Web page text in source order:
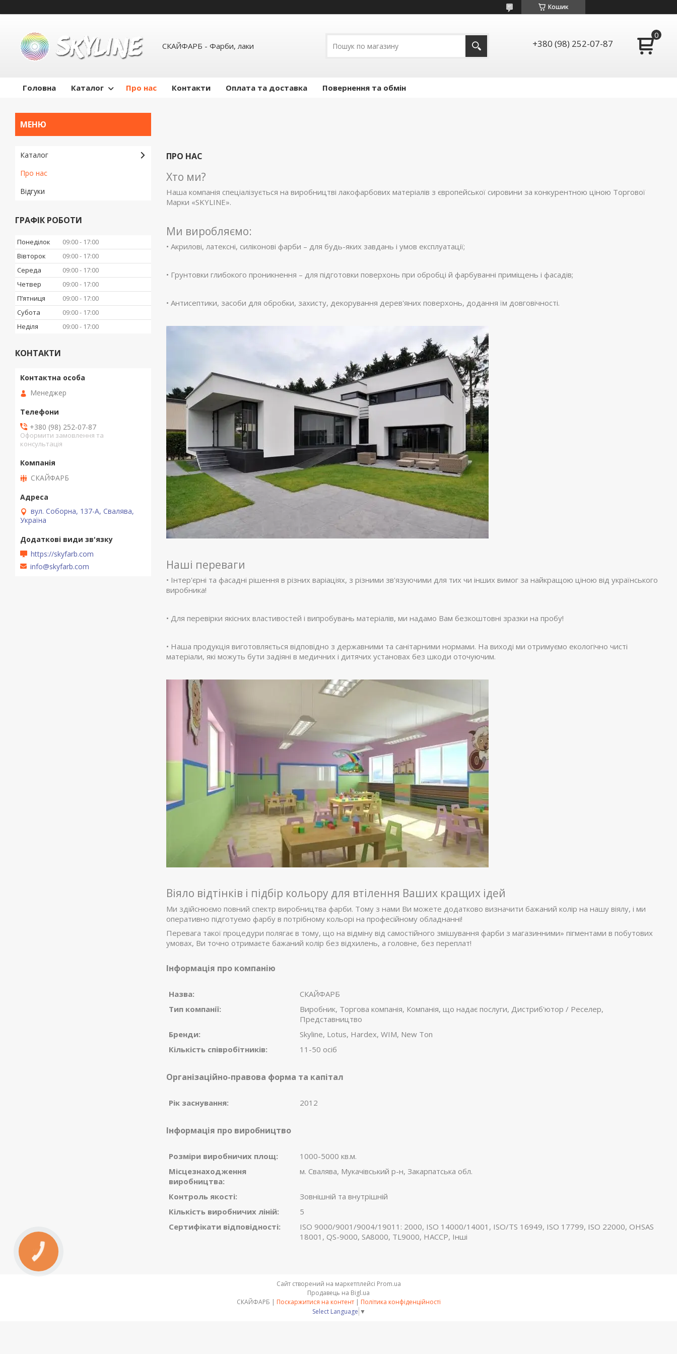
Кошик
СКАЙФАРБ - Фарби, лаки +380 (98) 252-07-87
Головна Каталог Про нас Контакти Оплата та доставка Повернення та обмін
ПРО НАС
Хто ми?
Наша компанія спеціалізується на виробництві лакофарбових матеріалів з європейської сировини за конкурентною ціною Торгової
Марки «SKYLINE».
Ми виробляємо:
• Акрилові, латексні, силіконові фарби – для будь-яких завдань і умов експлуатації;
• Грунтовки глибокого проникнення – для підготовки поверхонь при обробці й фарбуванні приміщень і фасадів;
• Антисептики, засоби для обробки, захисту, декорування дерев'яних поверхонь, додання їм довговічності.
Наші переваги
• Інтер'єрні та фасадні рішення в різних варіаціях, з різними зв'язуючими для тих чи інших вимог за найкращою ціною від українського
виробника!
• Для перевірки якісних властивостей і випробувань матеріалів, ми надамо Вам безкоштовні зразки на пробу!
• Наша продукція виготовляється відповідно з державними та санітарними нормами. На виході ми отримуємо екологічно чисті
матеріали, які можуть бути задіяні в медичних і дитячих установах без шкоди оточуючим.
Віяло відтінків і підбір кольору для втілення Ваших кращих ідей
Ми здійснюємо повний спектр виробництва фарби. Тому з нами Ви можете додатково визначити бажаний колір на нашу віялу, і ми
оперативно підготуємо фарбу в потрібному кольорі на професійному обладнанні!
Перевага такої процедури полягає в тому, що на відміну від самостійного змішування фарби з магазинними» пігментами в побутових
умовах, Ви точно отримаєте бажаний колір без відхилень, а головне, без переплат!
Інформація про компанію
Назва:
СКАЙФАРБ
Тип компанії:
Виробник, Торгова компанія, Компанія, що надає послуги, Дистриб'ютор / Реселер,
Представництво
Бренди:
Skyline, Lotus, Hardex, WIM, New Ton
Кількість співробітників:
11-50 осіб
Організаційно-правова форма та капітал
Рік заснування: 2012
Інформація про виробництво
Розміри виробничих площ:
1000-5000 кв.м.
Місцезнаходження
виробництва:
м. Свалява, Мукачівський р-н, Закарпатська обл.
Контроль якості:
Зовнішній та внутрішній
Кількість виробничих ліній:
5
Сертифікати відповідності:
ISO 9000/9001/9004/19011: 2000, ISO 14000/14001, ISO/TS 16949, ISO 17799, ISO 22000, OHSAS
18001, QS-9000, SA8000, TL9000, HACCP, Інші
Каталог
Про нас
Відгуки
ГРАФІК РОБОТИ
Понеділок 09:00
17:00
Вівторок
09:00
17:00
Середа
09:00
17:00
Четвер
09:00
17:00
Пʼятниця
09:00
17:00
Субота
09:00
17:00
Неділя
09:00 17:00
КОНТАКТИ
Менеджер
+380 (98) 252-07-87
Оформити замовлення та
консультація
СКАЙФАРБ
вул. Соборна, 137-А, Свалява,
Україна
https://skyfarb.com
info@skyfarb.com
Сайт створений на маркетплейсі Prom.ua
Продавець на Bigl.ua
СКАЙФАРБ | Поскаржитися на контент | Політика конфіденційності
Select Language ▼